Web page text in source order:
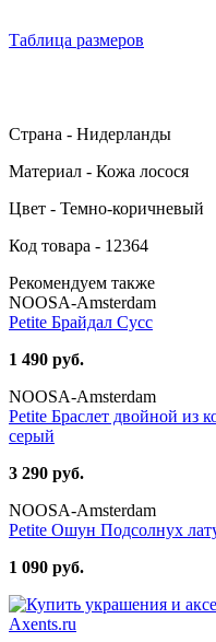
Таблица размеров
Страна - Нидерланды
Материал - Кожа лосося
Цвет - Темно-коричневый
Код товара - 12364
Рекомендуем также
NOOSA-Amsterdam
Petite Брайдал Сусс
1 490 руб.
NOOSA-Amsterdam
Petite Браслет двойной из
серый
3 290 руб.
NOOSA-Amsterdam
Petite Ошун Подсолнух
1 090 руб.